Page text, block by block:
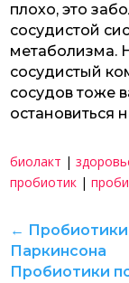
плохо, это
сосудистой
метаболизма.
сосудистый
сосудов тоже
остановиться
биолакт |
пробиотик |
← Пробиотики
Паркинсона
Пробиотики